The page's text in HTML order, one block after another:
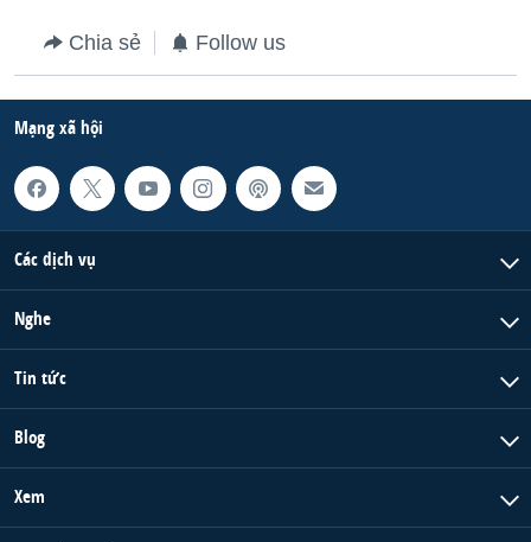
Chia sẻ Follow us
Mạng xã hội
Các dịch vụ
Nghe
Tin tức
Blog
Xem